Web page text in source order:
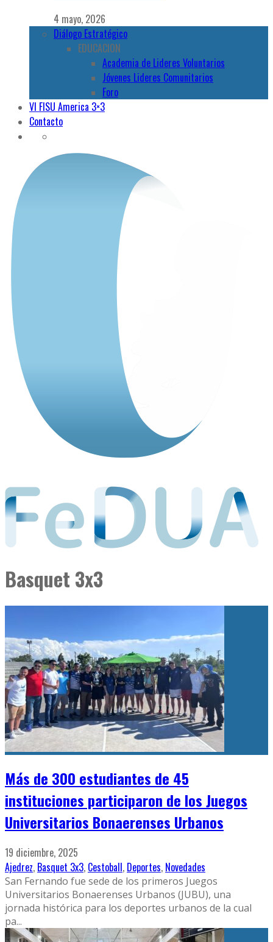
4 mayo, 2026
Diálogo Estratégico
EDUCACION
Academia de Lideres Voluntarios
Jóvenes Lideres Comunitarios
Foro
VI FISU America 3×3
Contacto
Basquet 3x3
Más de 300 estudiantes de 45
instituciones participaron de los Juegos
Universitarios Bonaerenses Urbanos
19 diciembre, 2025
Ajedrez, Basquet 3x3, Cestoball, Deportes, Novedades
San Fernando fue sede de los primeros Juegos
Universitarios Bonaerenses Urbanos (JUBU), una
jornada histórica para los deportes urbanos de la cual
pa...